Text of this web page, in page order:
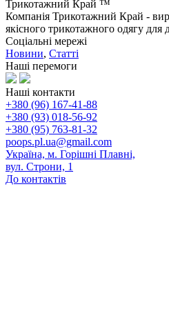
Трикотажний Край ™
Компанія Трикотажний Край -
якісного трикотажного одягу для
Соціальні мережі
Новини, Статті
Наші перемоги
Наші контакти
+380 (96) 167-41-88
+380 (93) 018-56-92
+380 (95) 763-81-32
poops.pl.ua@gmail.com
Україна, м. Горішні Плавні,
вул. Строни, 1
До контактів